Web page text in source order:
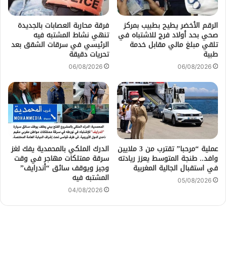
الرقم الأخضر يطيح بطبيب بمركز
صحي بحد أولاد فرج للاشتباه في
تلقي مبلغ مالي مقابل خدمة
طبية
06/08/2026
فرقة محاربة العصابات بالجديدة
تنهي نشاط المشتبه فيه
الرئيسي في سرقات الشقق بعد
تحريات دقيقة
06/08/2026
عملية “مرحبا” تقترب من 3 ملايين
وافد.. طنجة المتوسط يعزز ريادته
في استقبال الجالية المغربية
05/08/2026
الدرك الملكي بالمحمدية يفك لغز
سرقة ممتلكات مهاجر في وقت
وجيز ويوقف سائق “أندرايف”
المشتبه فيه
04/08/2026